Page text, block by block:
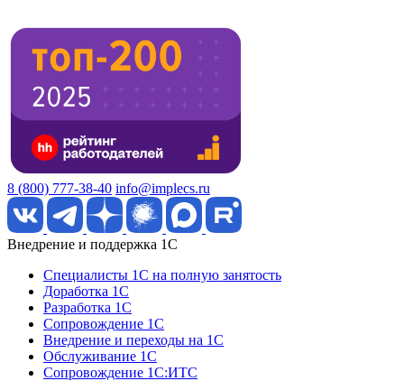
8 (800) 777-38-40 info@implecs.ru
Внедрение и поддержка 1C
Специалисты 1C на полную занятость
Доработка 1C
Разработка 1C
Сопровождение 1C
Внедрение и переходы на 1C
Обслуживание 1C
Сопровождение 1C:ИТС